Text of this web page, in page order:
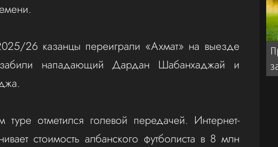
26 казанцы переиграли «Ахмат» на выезде
нападающий Дардан Шабанхаджай и
отметился голевой передачей. Интернет-
стоимость албанского футболиста в 8 млн